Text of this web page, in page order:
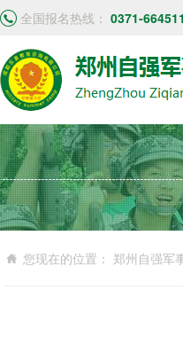
全国报名热线： 0371-
您现在的位置： 郑州自强军